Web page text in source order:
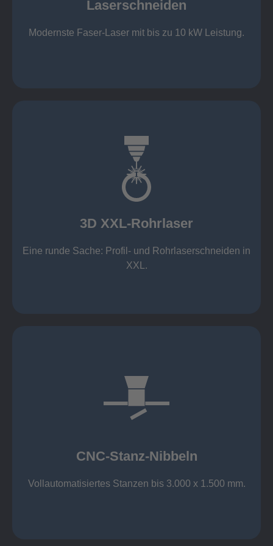
Laserschneiden
Modernste Faser-Laser mit bis zu 10 kW Leistung.
Laserschneiden
Stahl bis 12 mm oxidfrei (Schmelzschneiden)
3D XXL-Rohrlaser
Eine runde Sache: Profil- und Rohrlaserschneiden in
XXL.
3D XXL-Rohrlaser
Rechteckprofile bis 300 x 300 mm
Wandstärken:
Nichtrostende Stähle 15 mm (oxidfrei)
Aluminium 10 mm (oxidfrei)
CNC-Stanz-Nibbeln
Vollautomatisiertes Stanzen bis 3.000 x 1.500 mm.
Stahl bis 6 mm
großer Standard-Werkzeug-Park